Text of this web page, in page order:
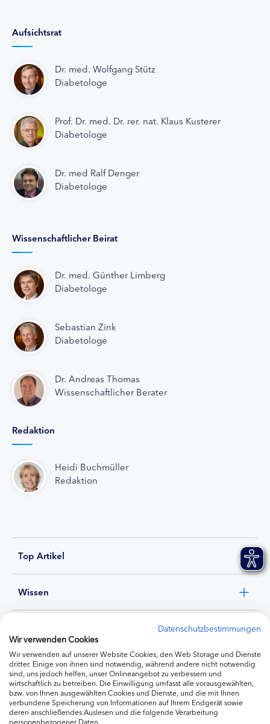
Aufsichtsrat
Dr. med. Wolfgang Stütz
Diabetologe
Prof. Dr. med. Dr. rer. nat. Klaus Kusterer
Diabetologe
Dr. med Ralf Denger
Diabetologe
Wissenschaftlicher Beirat
Dr. med. Günther Limberg
Diabetologe
Sebastian Zink
Diabetologe
Dr. Andreas Thomas
Wissenschaftlicher Berater
Redaktion
Heidi Buchmüller
Redaktion
Top Artikel
Wissen
Ernährung
Produkte
Datenschutzbestimmungen
Wir verwenden Cookies
Wir verwenden auf unserer Website Cookies, den Web Storage und Dienste
dritter. Einige von ihnen sind notwendig, während andere nicht notwendig
sind, uns jedoch helfen, unser Onlineangebot zu verbessern und
wirtschaftlich zu betreiben. Die Einwilligung umfasst alle vorausgewählten,
bzw. von Ihnen ausgewählten Cookies und Dienste, und die mit Ihnen
verbundene Speicherung von Informationen auf Ihrem Endgerät sowie
deren anschließendes Auslesen und die folgende Verarbeitung
personenbezogener Daten.